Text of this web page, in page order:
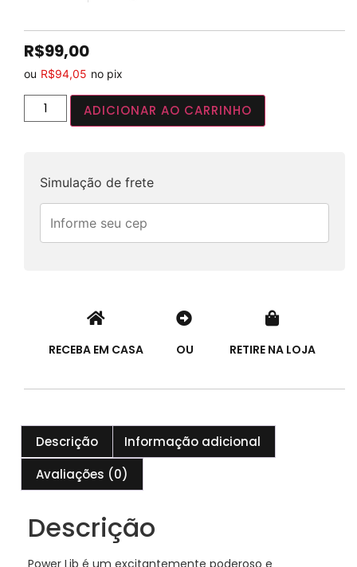
R$99,00
ou R$94,05 no pix
ADICIONAR AO CARRINHO
Simulação de frete
RECEBA EM CASA OU RETIRE NA LOJA
Descrição
Informação adicional
Avaliações (0)
Descrição